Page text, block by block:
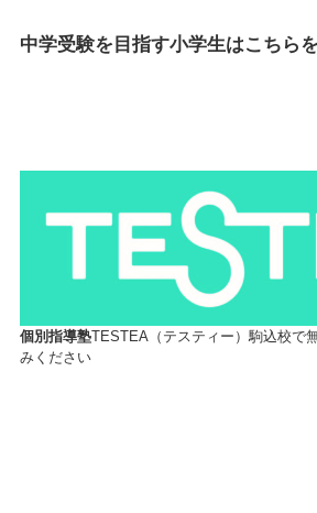
中学受験を目指す小学生はこちら
個別指導塾TESTEA（テスティー）駒込校で
みください